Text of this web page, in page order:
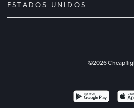
ESTADOS UNIDOS
©2026